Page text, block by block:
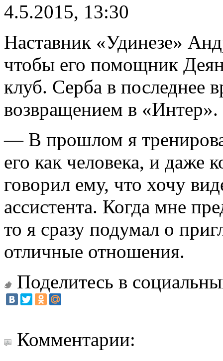
4.5.2015, 13:30
Наставник «Удинезе»
чтобы его помощник
клуб. Серба в последнее
возвращением в «Интер».
— В прошлом я
его как человека, и даже
говорил ему, что хочу
ассистента. Когда мне
то я сразу подумал о
отличные отношения.
Поделитесь в
Комментарии: